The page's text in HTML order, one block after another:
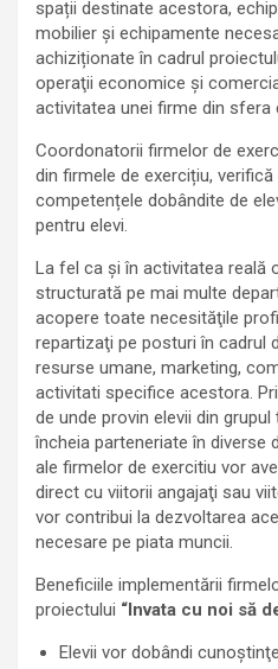
spații destinate acestora,
mobilier și echipamente
achiziționate în cadrul
operaţii economice şi
activitatea unei firme din sfera
Coordonatorii firmelor de
din firmele de exercițiu,
competențele dobândite de
pentru elevi.
La fel ca şi în activitatea reală
structurată pe mai multe
acopere toate necesităţile
repartizaţi pe posturi în cadrul
resurse umane, marketing,
activitati specifice acestora.
de unde provin elevii din
încheia parteneriate în diverse
ale firmelor de exercitiu vor
direct cu viitorii angajaţi sau
vor contribui la dezvoltarea
necesare pe piata muncii.
Beneficiile implementării
proiectului “Invata cu noi să
Elevii vor dobândi